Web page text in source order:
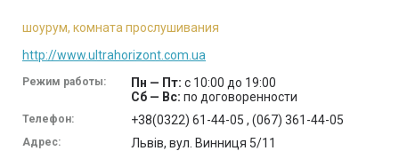
шоурум, комната прослушивания
http://www.ultrahorizont.com.ua
Режим работы: Пн — Пт: с 10:00 до 19:00
Сб — Вс: по договоренности
Телефон: +38(0322) 61-44-05 , (067) 361-44-05
Адрес: Львів, вул. Винниця 5/11